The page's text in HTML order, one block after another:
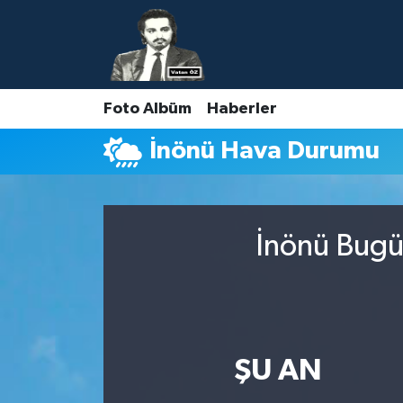
Foto Albüm Haberler
İnönü Hava Durumu
İnönü
ŞU AN
Nöbetçi Eczaneler
Hava Durumu
Namaz Vakitleri
Trafik Durumu
Süper Lig Puan Durumu ve Fikstür